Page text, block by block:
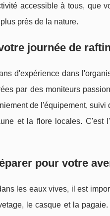
accessible à tous, que
près de la nature.
journée de
d'expérience dans
par des moniteurs
de l'équipement,
et la flore locales. C'est
pour votre
les eaux vives, il est
le casque et la